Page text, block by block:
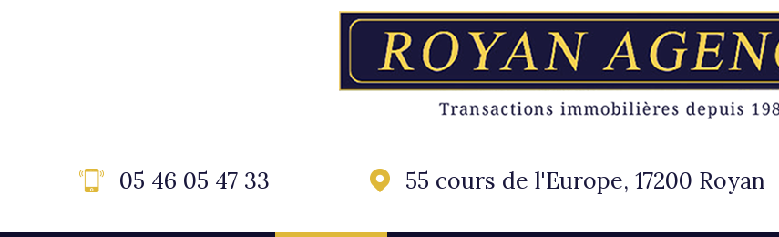
05 46 05 47 33 55 cours de l'Europe, 17200 Royan